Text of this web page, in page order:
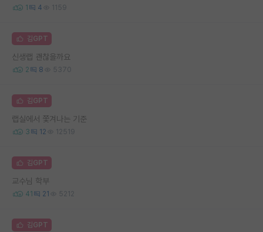
1 4 1159
김GPT
신생랩 괜찮을까요
2 8 5370
김GPT
랩실에서 쫓겨나는 기준
3 12 12519
김GPT
교수님 학부
41 21 5212
김GPT